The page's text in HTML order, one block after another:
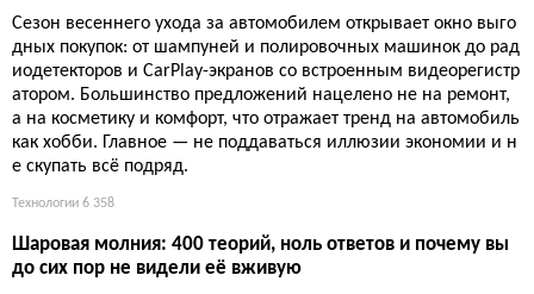
Сезон весеннего ухода за автомобилем открывает окно выго
дных покупок: от шампуней и полировочных машинок до рад
иодетекторов и CarPlay-экранов со встроенным видеорегистр
атором. Большинство предложений нацелено не на ремонт,
а на косметику и комфорт, что отражает тренд на автомобиль
как хобби. Главное — не поддаваться иллюзии экономии и н
е скупать всё подряд.
Технологии 6 358
Шаровая молния: 400 теорий, ноль ответов и почему вы
до сих пор не видели её вживую